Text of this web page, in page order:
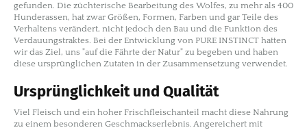
gefunden. Die züchterische Bearbeitung des Wolfes, zu mehr als 400
Hunderassen, hat zwar Größen, Formen, Farben und gar Teile des
Verhaltens verändert, nicht jedoch den Bau und die Funktion des
Verdauungstraktes. Bei der Entwicklung von PURE INSTINCT hatten
wir das Ziel, uns "auf die Fährte der Natur" zu begeben und haben
diese ursprünglichen Zutaten in der Zusammensetzung verwendet.
Ursprünglichkeit und Qualität
Viel Fleisch und ein hoher Frischfleischanteil macht diese Nahrung
zu einem besonderen Geschmackserlebnis. Angereichert mit